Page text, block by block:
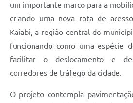
um importante marco para a
criando uma nova rota de
Kaiabi, a região central do
funcionando como uma espécie
facilitar o deslocamento e
corredores de tráfego da cidade.
O projeto contempla